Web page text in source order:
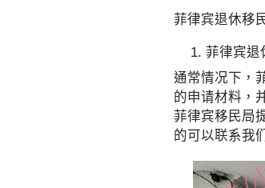
菲律宾退休移
菲律宾退
通常情况下，
的申请材料，
菲律宾移民局
的可以联系我